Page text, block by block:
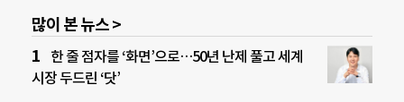
많이 본 뉴스 >
한 줄 점자를 ‘화면’으로…50년 난제 풀고 세계
시장 두드린 ‘닷’